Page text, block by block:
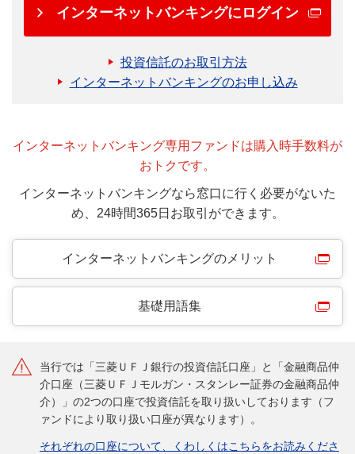
インターネットバンキングにログイン
投資信託のお取引方法
インターネットバンキングのお申し込み
インターネットバンキング専用ファンドは購入時手数料が
おトクです。
インターネットバンキングなら窓口に行く必要がないた
め、24時間365日お取引ができます。
インターネットバンキングのメリット
基礎用語集
当行では「三菱ＵＦＪ銀行の投資信託口座」と「金融商品仲
介口座（三菱ＵＦＪモルガン・スタンレー証券の金融商品仲
介）」の2つの口座で投資信託を取り扱いしております（フ
ァンドにより取り扱い口座が異なります）。
それぞれの口座について、くわしくはこちらをお読みくださ